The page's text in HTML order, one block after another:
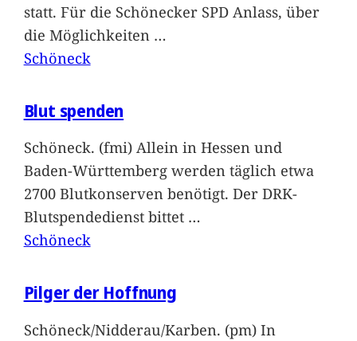
statt. Für die Schönecker SPD Anlass, über
die Möglichkeiten …
Schöneck
Blut spenden
Schöneck. (fmi) Allein in Hessen und
Baden-Württemberg werden täglich etwa
2700 Blutkonserven benötigt. Der DRK-
Blutspendedienst bittet …
Schöneck
Pilger der Hoffnung
Schöneck/Nidderau/Karben. (pm) In